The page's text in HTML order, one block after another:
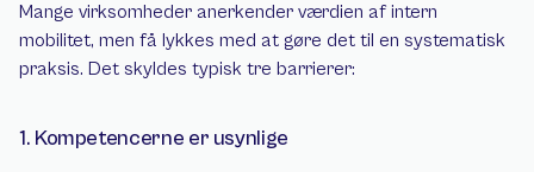
Mange virksomheder anerkender værdien af intern
mobilitet, men få lykkes med at gøre det til en systematisk
praksis. Det skyldes typisk tre barrierer:
1. Kompetencerne er usynlige